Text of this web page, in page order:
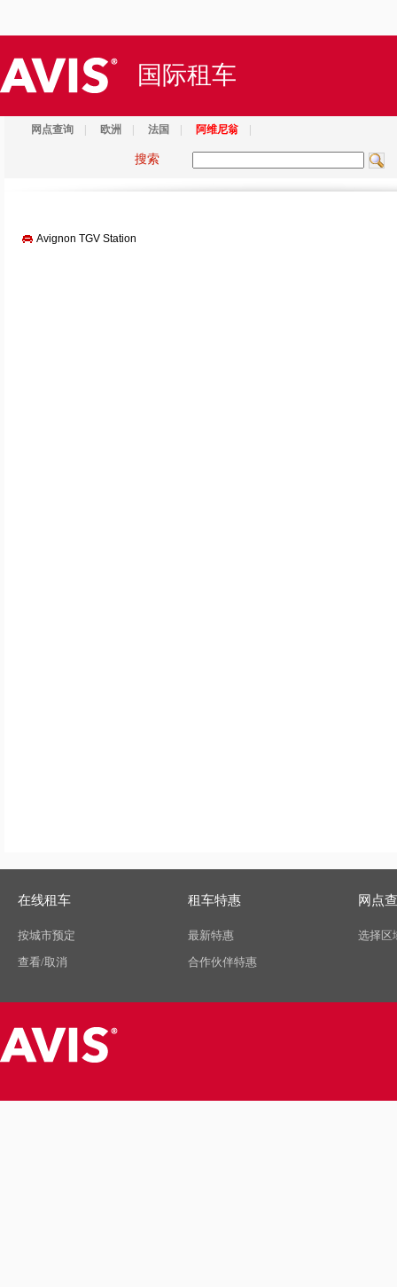
国际租车
网点查询 欧洲 法国 阿维尼翁
搜索
Avignon TGV Station
在线租车
按城市预定
查看/取消
租车特惠
最新特惠
合作伙伴特惠
网点
选择区